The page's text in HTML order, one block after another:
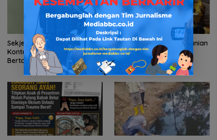
Sekjen Petani: Jangan Tertipu
Konten Pertanian Viral,
Bertani Tak Pernah Instan
Selamatkan Lahan Pertanian
Brebes dari Banjir,
Kemendagri Dorong
Program FMNJP